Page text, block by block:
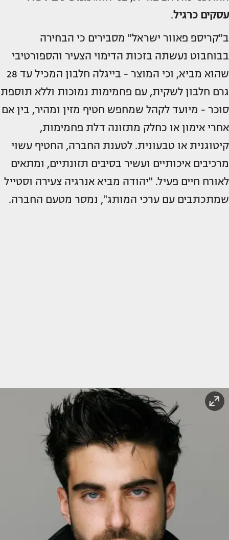
עסקים כרגיל.
ב"קריספ פאוור ישראל" מסבירים כי הבחירה
בבוחבוט נעשתה בזכות הדימוי הצעיר והספורטיבי
שהוא מביא, וכי המוצר - בייגלה חלבון המכיל עד 28
גרם חלבון לשקית, עם פחמימות נמוכות וללא תוספת
סוכר - מיועד לקהל שמחפש חטיף מזין ומהיר, בין אם
אחרי אימון או כחלק מתזונה דלת פחמימות,
קיטוגנית או טבעונית. לטענת החברה, החטיף עשוי
מרכיבים איכותיים ועשיר בסיבים תזונתיים, ומתאים
לאורח חיים פעיל. "יהודה מביא אנרגיה צעירה וסטייל
שמתכתבים עם ערכי המותג", נמסר מטעם החברה.